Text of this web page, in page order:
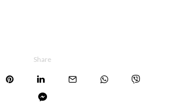
Share